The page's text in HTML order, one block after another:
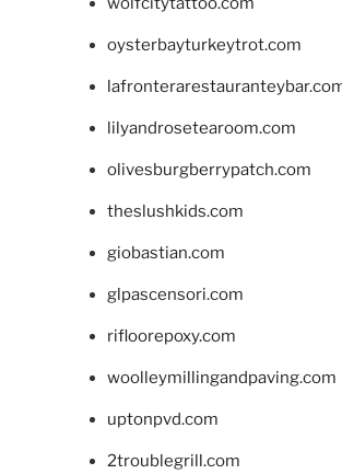
oysterbayturkeytrot.com
lilyandrosetearoom.com
olivesburgberrypatch.com
theslushkids.com
giobastian.com
glpascensori.com
rifloorepoxy.com
woolleymillingandpaving.com
uptonpvd.com
2troublegrill.com